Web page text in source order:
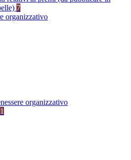
7
organizzativo
organizzativo
1